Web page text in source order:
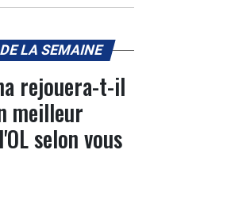
LA SEMAINE
rejouera-t-il
meilleur
selon vous